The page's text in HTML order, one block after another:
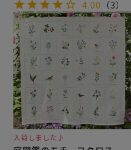
4.00 （3）
入荷しました♪